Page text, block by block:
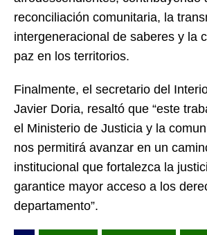
reconciliación comunitaria, la
intergeneracional de saberes y la
paz en los territorios.
Finalmente, el secretario del
Javier Doria, resaltó que “este
el Ministerio de Justicia y la
nos permitirá avanzar en un
institucional que fortalezca la
garantice mayor acceso a los
departamento”.